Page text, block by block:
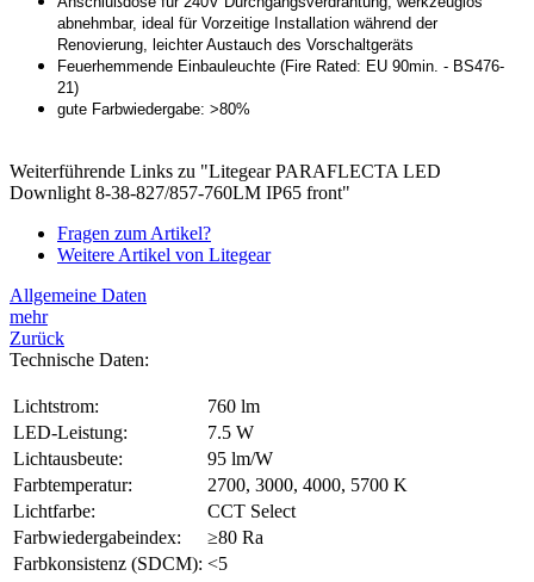
abnehmbar, ideal für Vorzeitige Installation während der
Renovierung, leichter Austauch des Vorschaltgeräts
Feuerhemmende Einbauleuchte (Fire Rated: EU 90min. - BS476-
21)
gute Farbwiedergabe: >80%
Weiterführende Links zu "Litegear PARAFLECTA LED
Downlight 8-38-827/857-760LM IP65 front"
Fragen zum Artikel?
Weitere Artikel von Litegear
Allgemeine Daten
mehr
Zurück
Technische Daten:
Lichtstrom:
760 lm
LED-Leistung:
7.5 W
Lichtausbeute:
95 lm/W
Farbtemperatur:
2700, 3000, 4000, 5700 K
Lichtfarbe:
CCT Select
Farbwiedergabeindex:
≥80 Ra
Farbkonsistenz (SDCM): <5